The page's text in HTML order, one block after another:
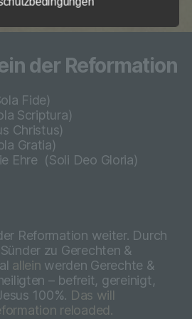
der Reformation
Fide)
Scriptura)
Christus)
Gratia)
Ehre (Soli Deo Gloria)
Reformation weiter. Durch
zu Gerechten &
allein werden Gerechte &
– befreit, gereinigt,
100%. Das will
reloaded.
soll sowohl für die
lesbar und
die verwendeten
Datenschutzerklärung unter
Begriffe:
die sich auf eine
identifizierbare natürliche
„betroffene
Als identifizierbar wird
Person angesehen, die
insbesondere mittels